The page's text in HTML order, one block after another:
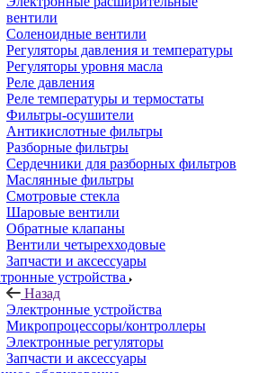
вентили
Соленоидные вентили
Регуляторы давления и температуры
Регуляторы уровня масла
Реле давления
Реле температуры и термостаты
Фильтры-осушители
Антикислотные фильтры
Разборные фильтры
Сердечники для разборных фильтров
Маслянные фильтры
Смотровые стекла
Шаровые вентили
Обратные клапаны
Вентили четырехходовые
Запчасти и аксессуары
устройства
Назад
Электронные устройства
Микропроцессоры/контроллеры
Электронные регуляторы
Запчасти и аксессуары